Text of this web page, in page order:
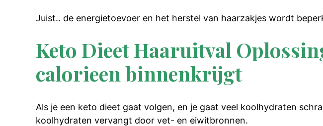
Juist.. de energietoevoer en het herstel van haarzakjes wordt
Keto Dieet Haaruitval
calorieen binnenkrijgt
Als je een keto dieet gaat volgen, en je gaat veel koolhydraten
koolhydraten vervangt door vet- en eiwitbronnen.